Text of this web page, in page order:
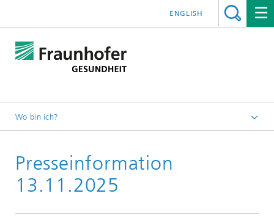
ENGLISH
Wo bin ich?
Presseinformation
13.11.2025